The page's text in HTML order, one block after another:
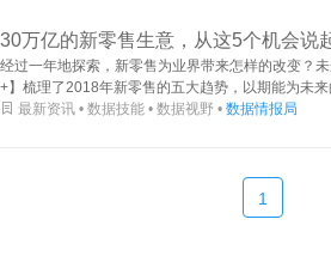
30万亿的新零售生意，从这5个机会说
经过一年地探索，新零售为业界带来怎样的改变？
+】梳理了2018年新零售的五大趋势，以期能为未来
 最新资讯 • 数据技能 • 数据视野 • 数据情报局
1